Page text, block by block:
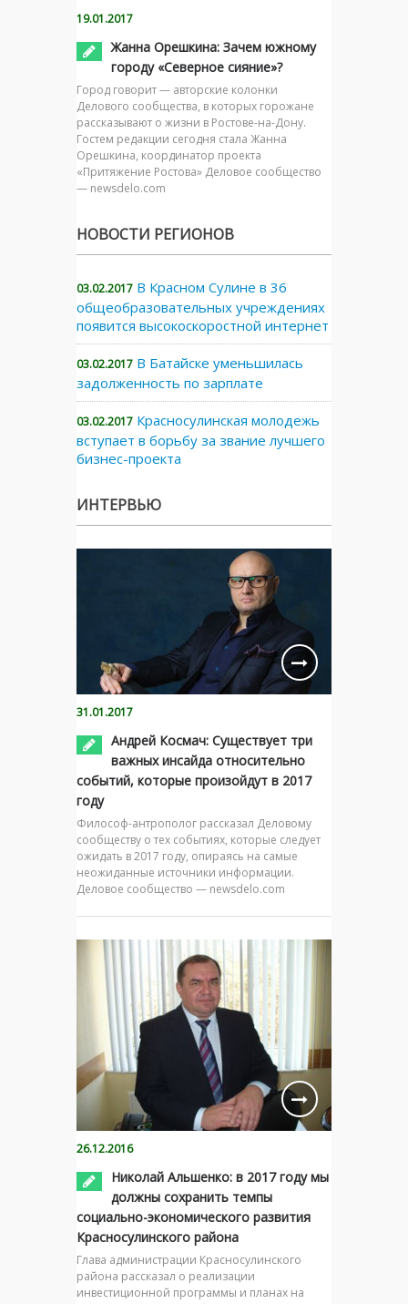
19.01.2017
Жанна Орешкина: Зачем южному
городу «Северное сияние»?
Город говорит — авторские колонки
Делового сообщества, в которых горожане
рассказывают о жизни в Ростове-на-Дону.
Гостем редакции сегодня стала Жанна
Орешкина, координатор проекта
«Притяжение Ростова» Деловое сообщество
— newsdelo.com
НОВОСТИ РЕГИОНОВ
03.02.2017 В Красном Сулине в 36
общеобразовательных учреждениях
появится высокоскоростной интернет
03.02.2017 В Батайске уменьшилась
задолженность по зарплате
03.02.2017 Красносулинская молодежь
вступает в борьбу за звание лучшего
бизнес-проекта
ИНТЕРВЬЮ
31.01.2017
Андрей Космач: Существует три
важных инсайда относительно
событий, которые произойдут в 2017
году
Философ-антрополог рассказал Деловому
сообществу о тех событиях, которые следует
ожидать в 2017 году, опираясь на самые
неожиданные источники информации.
Деловое сообщество — newsdelo.com
26.12.2016
Николай Альшенко: в 2017 году мы
должны сохранить темпы
социально-экономического развития
Красносулинского района
Глава администрации Красносулинского
района рассказал о реализации
инвестиционной программы и планах на